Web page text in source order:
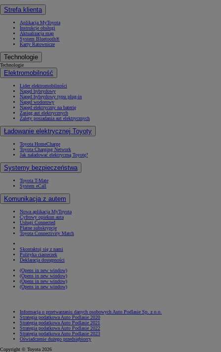
Strefa klienta
Aplikacja MyToyota
Instrukcje obsługi
Aktualizacja map
System Bluetooth®
Karty Ratownicze
Technologie
Technologie
Elektromobilność
Lider elektromobilności
Napęd hybrydowy
Napęd hybrydowy typu plug-in
Napęd wodorowy
Napęd elektryczny na baterię
Zasięg aut elektrycznych
Zalety posiadania aut elektrycznych
Ładowanie elektrycznej Toyoty
Toyota HomeCharge
Toyota Charging Network
Jak naładować elektryczną Toyotę?
Systemy bezpieczeństwa
Toyota T-Mate
System eCall
Komunikacja z autem
Nowa aplikacja MyToyota
Cyfrowy opiekun auta
Usługi Connected
Płatne subskrypcje
Toyota Connectivity Match
Skontaktuj się z nami
Polityka ciasteczek
Deklaracja dostępności
(Opens in new window)
(Opens in new window)
(Opens in new window)
(Opens in new window)
Informacja o przetwarzaniu danych osobowych Auto Podlasie Sp. z o.o.
Strategia podatkowa Auto Podlasie 2020
Strategia podatkowa Auto Podlasie 2021
Strategia podatkowa Auto Podlasie 2022
Strategia podatkowa Auto Podlasie 2023
Oświadczenie dużego przedsiębiorcy
Copyright © Toyota 2026